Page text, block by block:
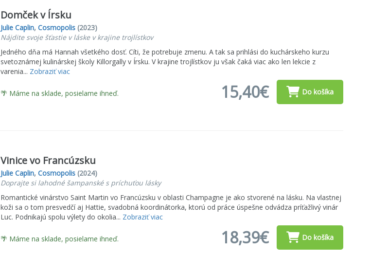
Domček v Írsku
Julie Caplin, Cosmopolis(2023)
Nájdite svoje šťastie v láske v krajine trojlístkov
Jedného dňa má Hannah všetkého dosť. Cíti, že potrebuje zmenu. A tak sa prihlási do kuchárskeho kurzu
svetoznámej kulinárskej školy Killorgally v Írsku. V krajine trojlístkov ju však čaká viac ako len lekcie z
varenia... Zobraziť viac
🌴 Máme na sklade, posielame ihneď. 15,40€ Do košíka
Vinice vo Francúzsku
Julie Caplin, Cosmopolis(2024)
Doprajte si lahodné šampanské s príchuťou lásky
Romantické vinárstvo Saint Martin vo Francúzsku v oblasti Champagne je ako stvorené na lásku. Na vlastnej
koži sa o tom presvedčí aj Hattie, svadobná koordinátorka, ktorú od práce úspešne odvádza príťažlivý vinár
Luc. Podnikajú spolu výlety do okolia... Zobraziť viac
🌴 Máme na sklade, posielame ihneď. 18,39€ Do košíka